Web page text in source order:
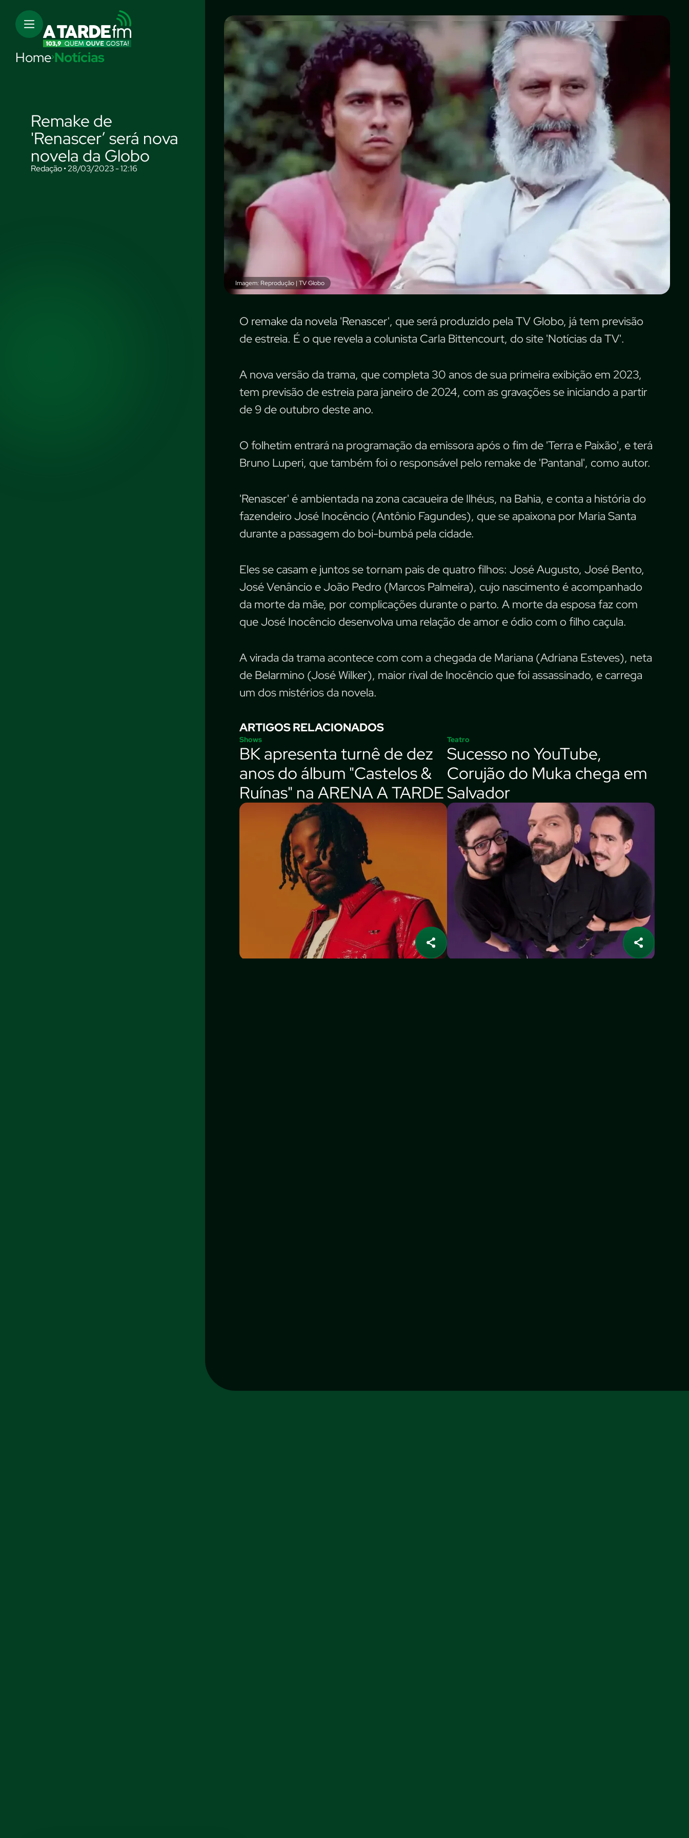
Home Notícias
Remake de
'Renascer’ será nova
novela da Globo
Redação • 28/03/2023 - 12:16
Imagem: Reprodução | TV Globo
O remake da novela 'Renascer', que será produzido pela TV Globo, já tem previsão
de estreia. É o que revela a colunista Carla Bittencourt, do site 'Notícias da TV'.
A nova versão da trama, que completa 30 anos de sua primeira exibição em 2023,
tem previsão de estreia para janeiro de 2024, com as gravações se iniciando a partir
de 9 de outubro deste ano.
O folhetim entrará na programação da emissora após o fim de 'Terra e Paixão', e terá
Bruno Luperi, que também foi o responsável pelo remake de 'Pantanal', como autor.
'Renascer' é ambientada na zona cacaueira de Ilhéus, na Bahia, e conta a história do
fazendeiro José Inocêncio (Antônio Fagundes), que se apaixona por Maria Santa
durante a passagem do boi-bumbá pela cidade.
Eles se casam e juntos se tornam pais de quatro filhos: José Augusto, José Bento,
José Venâncio e João Pedro (Marcos Palmeira), cujo nascimento é acompanhado
da morte da mãe, por complicações durante o parto. A morte da esposa faz com
que José Inocêncio desenvolva uma relação de amor e ódio com o filho caçula.
A virada da trama acontece com com a chegada de Mariana (Adriana Esteves), neta
de Belarmino (José Wilker), maior rival de Inocêncio que foi assassinado, e carrega
um dos mistérios da novela.
ARTIGOS RELACIONADOS
Shows
BK apresenta turnê de dez
anos do álbum "Castelos &
Ruínas" na ARENA A TARDE
Teatro
Sucesso no YouTube,
Corujão do Muka chega em
Salvador